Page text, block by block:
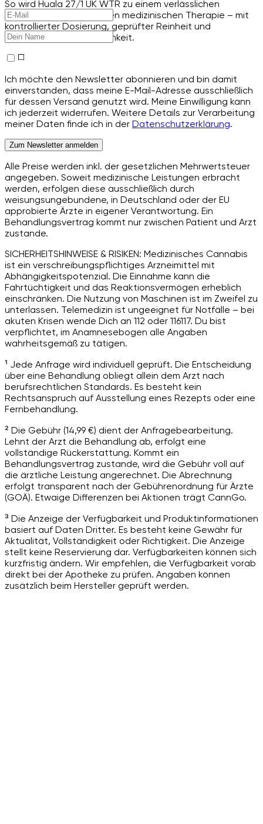
So wird Huala 27/1 UK WTR zu einem verlässlichen
Bestandteil der modernen medizinischen Therapie – mit
kontrollierter Dosierung, geprüfter Reinheit und
gleichbleibender Wirksamkeit.
Ich möchte den Newsletter abonnieren und bin damit
einverstanden, dass meine E-Mail-Adresse ausschließlich
für dessen Versand genutzt wird. Meine Einwilligung kann
ich jederzeit widerrufen. Weitere Details zur Verarbeitung
meiner Daten finde ich in der Datenschutzerklärung.
Zum Newsletter anmelden
Alle Preise werden inkl. der gesetzlichen Mehrwertsteuer
angegeben. Soweit medizinische Leistungen erbracht
werden, erfolgen diese ausschließlich durch
weisungsungebundene, in Deutschland oder der EU
approbierte Ärzte in eigener Verantwortung. Ein
Behandlungsvertrag kommt nur zwischen Patient und Arzt
zustande.
SICHERHEITSHINWEISE & RISIKEN: Medizinisches Cannabis
ist ein verschreibungspflichtiges Arzneimittel mit
Abhängigkeitspotenzial. Die Einnahme kann die
Fahrtüchtigkeit und das Reaktionsvermögen erheblich
einschränken. Die Nutzung von Maschinen ist im Zweifel zu
unterlassen. Telemedizin ist ungeeignet für Notfälle – bei
akuten Krisen wende Dich an 112 oder 116117. Du bist
verpflichtet, im Anamnesebogen alle Angaben
wahrheitsgemäß zu tätigen.
¹ Jede Anfrage wird individuell geprüft. Die Entscheidung
über eine Behandlung obliegt allein dem Arzt nach
berufsrechtlichen Standards. Es besteht kein
Rechtsanspruch auf Ausstellung eines Rezepts oder eine
Fernbehandlung.
² Die Gebühr (14,99 €) dient der Anfragebearbeitung.
Lehnt der Arzt die Behandlung ab, erfolgt eine
vollständige Rückerstattung. Kommt ein
Behandlungsvertrag zustande, wird die Gebühr voll auf
die ärztliche Leistung angerechnet. Die Abrechnung
erfolgt transparent nach der Gebührenordnung für Ärzte
(GOÄ). Etwaige Differenzen bei Aktionen trägt CannGo.
³ Die Anzeige der Verfügbarkeit und Produktinformationen
basiert auf Daten Dritter. Es besteht keine Gewähr für
Aktualität, Vollständigkeit oder Richtigkeit. Die Anzeige
stellt keine Reservierung dar. Verfügbarkeiten können sich
kurzfristig ändern. Wir empfehlen, die Verfügbarkeit vorab
direkt bei der Apotheke zu prüfen. Angaben können
zusätzlich beim Hersteller geprüft werden.